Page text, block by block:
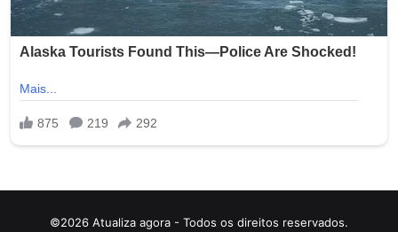
©2026 Atualiza agora - Todos os direitos reservados.